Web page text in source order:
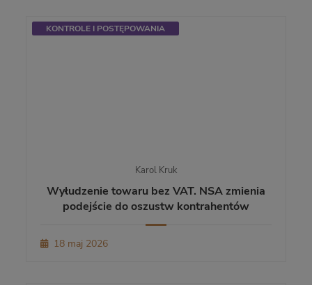
KONTROLE I POSTĘPOWANIA
Karol Kruk
Wyłudzenie towaru bez VAT. NSA zmienia
podejście do oszustw kontrahentów
18 maj 2026